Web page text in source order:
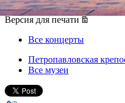
06 июля 2014, воскресенье,
Версия для печати
Все концерты
Петропавловская
Все музеи